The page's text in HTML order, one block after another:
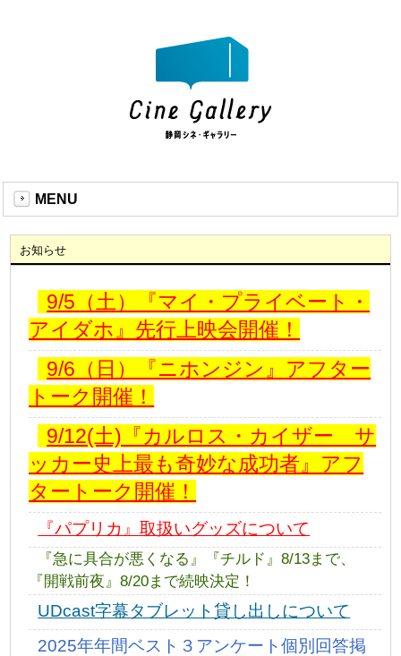
MENU
お知らせ
9/5（土）『マイ・プライベート・
アイダホ』先行上映会開催！
9/6（日）『ニホンジン』アフター
トーク開催！
9/12(土)『カルロス・カイザー サ
ッカー史上最も奇妙な成功者』アフ
タートーク開催！
『パプリカ』取扱いグッズについて
『急に具合が悪くなる』『チルド』8/13まで、
『開戦前夜』8/20まで続映決定！
UDcast字幕タブレット貸し出しについて
2025年年間ベスト３アンケート個別回答掲